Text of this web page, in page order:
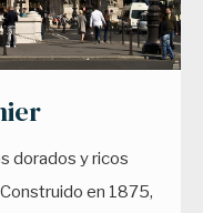
dorados y ricos
en 1875,